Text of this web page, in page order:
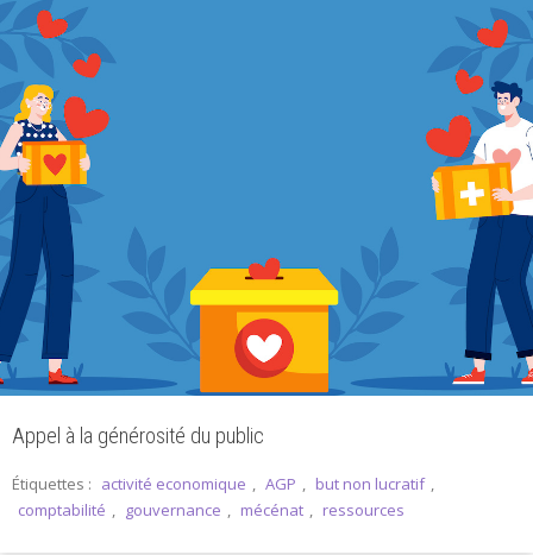
Appel à la générosité du public
Étiquettes : activité economique , AGP , but non lucratif ,
comptabilité , gouvernance , mécénat , ressources